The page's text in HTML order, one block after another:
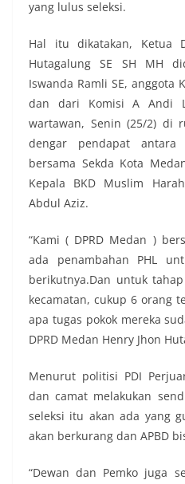
yang lulus seleksi.
Hal itu dikatakan, Ketua
Hutagalung SE SH MH
Iswanda Ramli SE, anggota
dan dari Komisi A Andi
wartawan, Senin (25/2) di
dengar pendapat antara
bersama Sekda Kota
Kepala BKD Muslim
Abdul Aziz.
“Kami ( DPRD Medan )
ada penambahan PHL
berikutnya.Dan untuk
kecamatan, cukup 6 orang
apa tugas pokok mereka
DPRD Medan Henry Jhon
Menurut politisi PDI
dan camat melakukan
seleksi itu akan ada yang
akan berkurang dan APBD
“Dewan dan Pemko juga